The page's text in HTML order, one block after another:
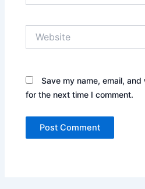
Save my name, email,
for the next time I comment.